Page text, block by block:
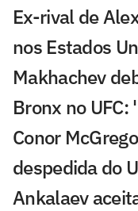
Ex-rival de
nos Estados
Makhachev
Bronx no
Conor
despedida do
Ankalaev